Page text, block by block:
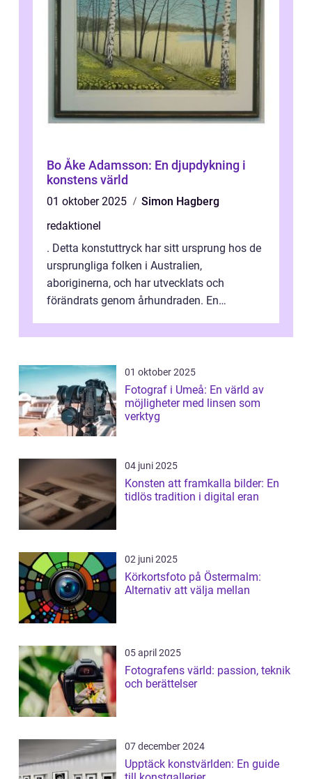
Bo Åke Adamsson: En djupdykning i
konstens värld
01 oktober 2025
Simon Hagberg
redaktionel
. Detta konstuttryck har sitt ursprung hos de
ursprungliga folken i Australien,
aboriginerna, och har utvecklats och
förändrats genom århundraden. En
”aborig...
01 oktober 2025
Fotograf i Umeå: En värld av
möjligheter med linsen som
verktyg
04 juni 2025
Konsten att framkalla bilder: En
tidlös tradition i digital eran
02 juni 2025
Körkortsfoto på Östermalm:
Alternativ att välja mellan
05 april 2025
Fotografens värld: passion, teknik
och berättelser
07 december 2024
Upptäck konstvärlden: En guide